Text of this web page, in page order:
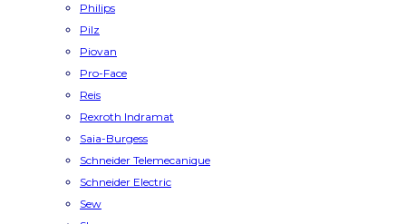
Philips
Pilz
Piovan
Pro-Face
Reis
Rexroth Indramat
Saia-Burgess
Schneider Telemecanique
Schneider Electric
Sew